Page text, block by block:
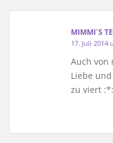
MIMMI´S
17. Juli 2014
Auch von
Liebe
zu viert